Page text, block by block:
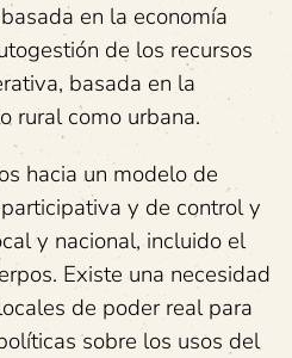
en la economía
de los recursos
basada en la
rural como urbana.
hacia un modelo de
y de control y
y nacional, incluido el
Existe una necesidad
de poder real para
sobre los usos del